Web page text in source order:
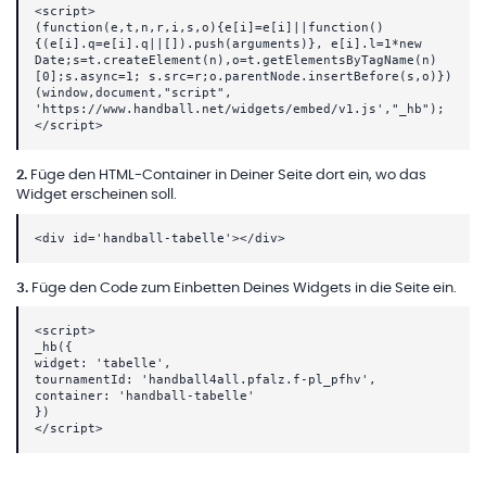
<script>
(function(e,t,n,r,i,s,o){e[i]=e[i]||function()
{(e[i].q=e[i].q||[]).push(arguments)}, e[i].l=1*new
Date;s=t.createElement(n),o=t.getElementsByTagName(n)
[0];s.async=1; s.src=r;o.parentNode.insertBefore(s,o)})
(window,document,"script",
'https://www.handball.net/widgets/embed/v1.js',"_hb");
</script>
2. Füge den HTML-Container in Deiner Seite dort ein, wo das
Widget erscheinen soll.
<div id='handball-tabelle'></div>
3. Füge den Code zum Einbetten Deines Widgets in die Seite ein.
<script>
_hb({
widget: 'tabelle',
tournamentId: 'handball4all.pfalz.f-pl_pfhv',
container: 'handball-tabelle'
})
</script>